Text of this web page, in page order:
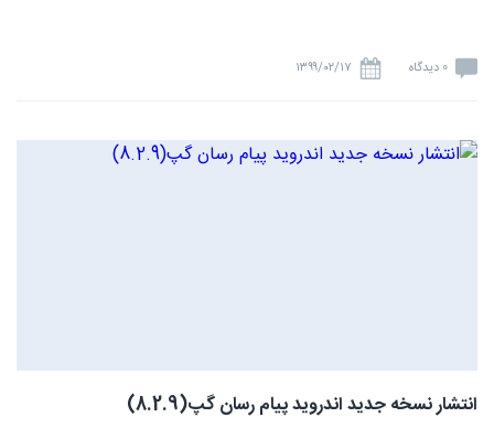
0 دیدگاه ۱۳۹۹/۰۲/۱۷
انتشار نسخه جدید اندروید پیام رسان گپ(8.2.9)